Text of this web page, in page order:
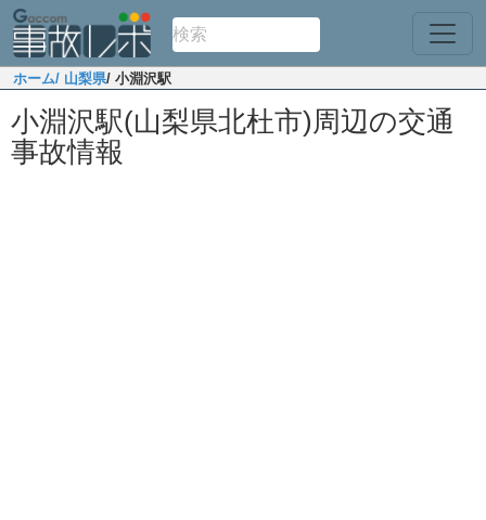
ホーム/ 山梨県/ 小淵沢駅
小淵沢駅(山梨県北杜市)周辺の交通
事故情報